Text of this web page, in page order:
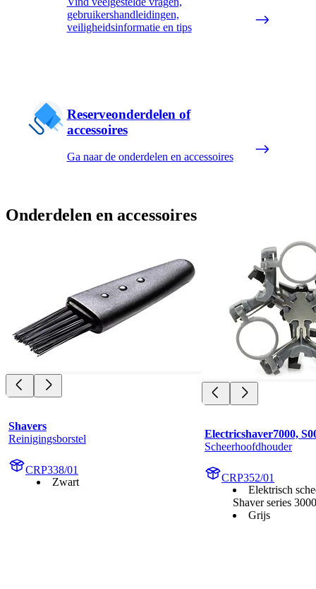
gebruikershandleidingen,
veiligheidsinformatie en tips
Reserveonderdelen of
accessoires
Ga naar de onderdelen en accessoires
Onderdelen en accessoires
Shavers
Reinigingsborstel
CRP338/01
Zwart
Electricshaver7000,
Scheerhoofdhouder
CRP352/01
Elektrisch
Shaver series 3000
Grijs